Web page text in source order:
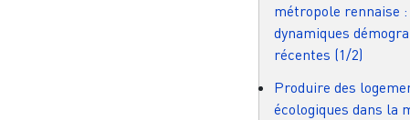
métropole rennaise :
dynamiques
récentes (1/2)
Produire des
écologiques dans la